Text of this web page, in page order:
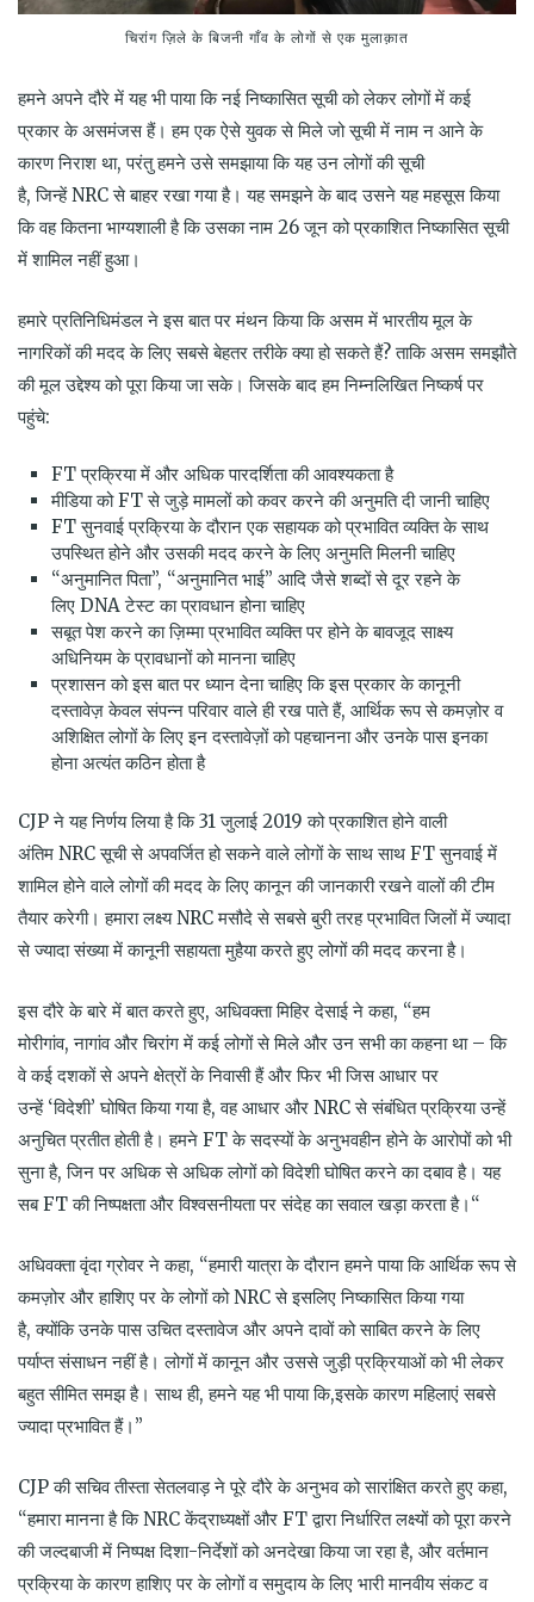
चिरांग ज़िले के बिजनी गाँव के लोगों से एक मुलाक़ात
हमने अपने दौरे में यह भी पाया कि नई निष्कासित सूची को लेकर लोगों में कई
प्रकार के असमंजस हैं। हम एक ऐसे युवक से मिले जो सूची में नाम न आने के
कारण निराश था, परंतु हमने उसे समझाया कि यह उन लोगों की सूची
है, जिन्हें NRC से बाहर रखा गया है। यह समझने के बाद उसने यह महसूस किया
कि वह कितना भाग्यशाली है कि उसका नाम 26 जून को प्रकाशित निष्कासित सूची
में शामिल नहीं हुआ।
हमारे प्रतिनिधिमंडल ने इस बात पर मंथन किया कि असम में भारतीय मूल के
नागरिकों की मदद के लिए सबसे बेहतर तरीके क्या हो सकते हैं? ताकि असम समझौते
की मूल उद्देश्य को पूरा किया जा सके। जिसके बाद हम निम्नलिखित निष्कर्ष पर
पहुंचे:
FT प्रक्रिया में और अधिक पारदर्शिता की आवश्यकता है
मीडिया को FT से जुड़े मामलों को कवर करने की अनुमति दी जानी चाहिए
FT सुनवाई प्रक्रिया के दौरान एक सहायक को प्रभावित व्यक्ति के साथ
उपस्थित होने और उसकी मदद करने के लिए अनुमति मिलनी चाहिए
“अनुमानित पिता”, “अनुमानित भाई” आदि जैसे शब्दों से दूर रहने के
लिए DNA टेस्ट का प्रावधान होना चाहिए
सबूत पेश करने का ज़िम्मा प्रभावित व्यक्ति पर होने के बावजूद साक्ष्य
अधिनियम के प्रावधानों को मानना चाहिए
प्रशासन को इस बात पर ध्यान देना चाहिए कि इस प्रकार के कानूनी
दस्तावेज़ केवल संपन्न परिवार वाले ही रख पाते हैं, आर्थिक रूप से कमज़ोर व
अशिक्षित लोगों के लिए इन दस्तावेज़ों को पहचानना और उनके पास इनका
होना अत्यंत कठिन होता है
CJP ने यह निर्णय लिया है कि 31 जुलाई 2019 को प्रकाशित होने वाली
अंतिम NRC सूची से अपवर्जित हो सकने वाले लोगों के साथ साथ FT सुनवाई में
शामिल होने वाले लोगों की मदद के लिए कानून की जानकारी रखने वालों की टीम
तैयार करेगी। हमारा लक्ष्य NRC मसौदे से सबसे बुरी तरह प्रभावित जिलों में ज्यादा
से ज्यादा संख्या में कानूनी सहायता मुहैया करते हुए लोगों की मदद करना है।
इस दौरे के बारे में बात करते हुए, अधिवक्ता मिहिर देसाई ने कहा, “हम
मोरीगांव, नागांव और चिरांग में कई लोगों से मिले और उन सभी का कहना था – कि
वे कई दशकों से अपने क्षेत्रों के निवासी हैं और फिर भी जिस आधार पर
उन्हें ‘विदेशी’ घोषित किया गया है, वह आधार और NRC से संबंधित प्रक्रिया उन्हें
अनुचित प्रतीत होती है। हमने FT के सदस्यों के अनुभवहीन होने के आरोपों को भी
सुना है, जिन पर अधिक से अधिक लोगों को विदेशी घोषित करने का दबाव है। यह
सब FT की निष्पक्षता और विश्वसनीयता पर संदेह का सवाल खड़ा करता है।“
अधिवक्ता वृंदा ग्रोवर ने कहा, “हमारी यात्रा के दौरान हमने पाया कि आर्थिक रूप से
कमज़ोर और हाशिए पर के लोगों को NRC से इसलिए निष्कासित किया गया
है, क्योंकि उनके पास उचित दस्तावेज और अपने दावों को साबित करने के लिए
पर्याप्त संसाधन नहीं है। लोगों में कानून और उससे जुड़ी प्रक्रियाओं को भी लेकर
बहुत सीमित समझ है। साथ ही, हमने यह भी पाया कि,इसके कारण महिलाएं सबसे
ज्यादा प्रभावित हैं।”
CJP की सचिव तीस्ता सेतलवाड़ ने पूरे दौरे के अनुभव को सारांक्षित करते हुए कहा,
“हमारा मानना है कि NRC केंद्राध्यक्षों और FT द्वारा निर्धारित लक्ष्यों को पूरा करने
की जल्दबाजी में निष्पक्ष दिशा-निर्देशों को अनदेखा किया जा रहा है, और वर्तमान
प्रक्रिया के कारण हाशिए पर के लोगों व समुदाय के लिए भारी मानवीय संकट व